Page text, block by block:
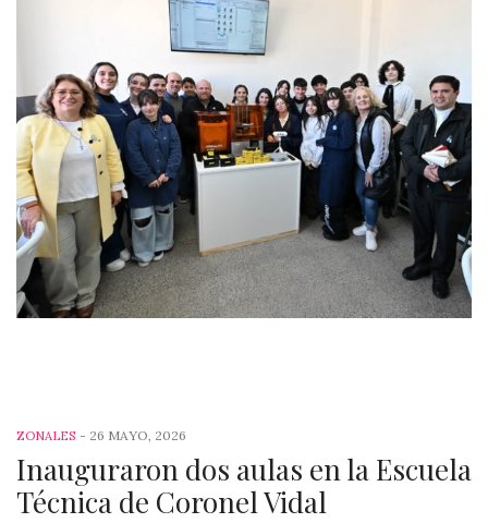
ZONALES - 26 MAYO, 2026
Inauguraron dos aulas en la Escuela
Técnica de Coronel Vidal